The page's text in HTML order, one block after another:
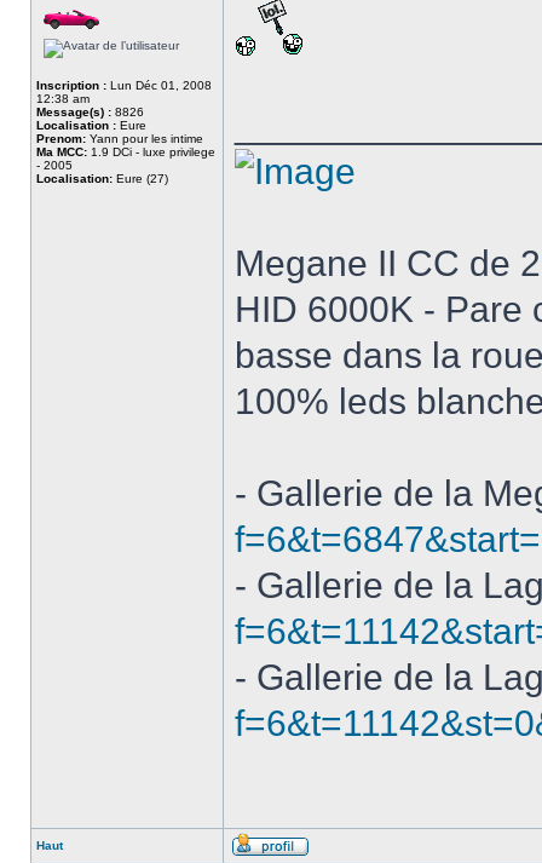
Inscription : Lun Déc 01, 2008
12:38 am
Message(s) : 8826
Localisation : Eure
Prenom: Yann pour les intime
Ma MCC: 1.9 DCi - luxe privilege
- 2005
Localisation: Eure (27)
Megane II CC de
HID 6000K - Pare
basse dans la
100% leds
- Gallerie de la
- Gallerie de la
- Gallerie de la
Haut